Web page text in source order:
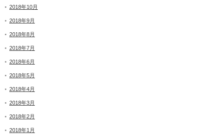
2018年10月
2018年9月
2018年8月
2018年7月
2018年6月
2018年5月
2018年4月
2018年3月
2018年2月
2018年1月